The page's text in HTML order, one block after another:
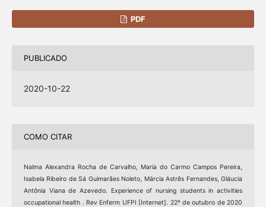
PDF
PUBLICADO
2020-10-22
COMO CITAR
Nalma Alexandra Rocha de Carvalho, Maria do Carmo Campos Pereira,
Isabela Ribeiro de Sá Guimarães Noleto, Márcia Astrês Fernandes, Gláucia
Antônia Viana de Azevedo. Experience of nursing students in activities
occupational health . Rev Enferm UFPI [Internet]. 22º de outubro de 2020